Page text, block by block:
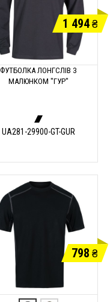
1 494₴
ФУТБОЛКА ЛОНГСЛІВ З
МАЛЮНКОМ "ГУР"
UA281-29900-GT-GUR
798 ₴